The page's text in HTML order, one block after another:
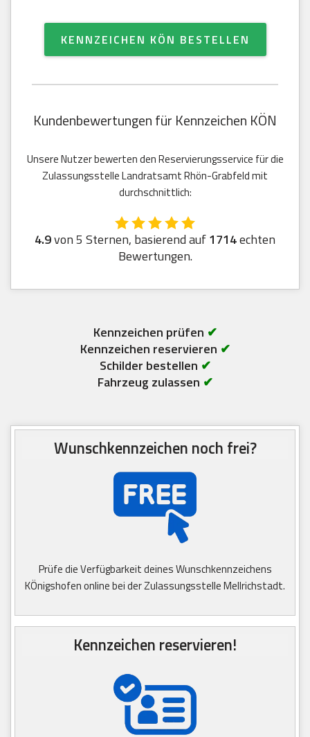
KENNZEICHEN KÖN BESTELLEN
Kundenbewertungen für Kennzeichen KÖN
Unsere Nutzer bewerten den Reservierungsservice für die
Zulassungsstelle Landratsamt Rhön-Grabfeld mit
durchschnittlich:
4.9von 5 Sternen, basierend auf1714echten
Bewertungen.
Kennzeichen prüfen ✔
Kennzeichen reservieren ✔
Schilder bestellen ✔
Fahrzeug zulassen ✔
Wunschkennzeichen noch frei?
Prüfe die Verfügbarkeit deines Wunschkennzeichens
KÖnigshofen online bei der Zulassungsstelle Mellrichstadt.
Kennzeichen reservieren!